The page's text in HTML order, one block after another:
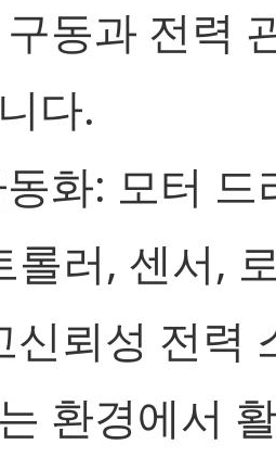
동과 전력
다.
화: 모터 드
롤러, 센서,
신뢰성 전력
환경에서